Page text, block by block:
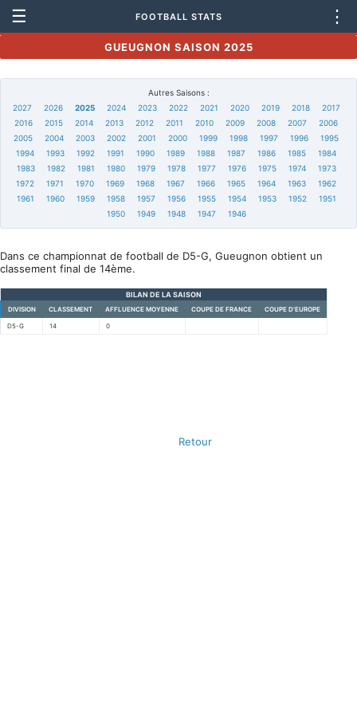
☰ FOOTBALL STATS ⋮
GUEUGNON SAISON 2025
Autres Saisons :
2027
2026 2025 2024 2023 2022 2021 2020 2019 2018
2017
2016
2015 2014 2013 2012 2011 2010 2009 2008 2007
2006
2005
2004 2003 2002 2001 2000 1999 1998 1997 1996
1995
1994
1993 1992 1991 1990 1989 1988 1987 1986 1985
1984
1983
1982 1981 1980 1979 1978 1977 1976 1975 1974
1973
1972
1971 1970 1969 1968 1967 1966 1965 1964 1963
1962
1961
1960 1959 1958 1957 1956 1955 1954 1953 1952
1951
1950
1949 1948 1947 1946
Dans ce championnat de football de D5-G, Gueugnon obtient un
classement final de 14ème.
BILAN DE LA SAISON
DIVISION CLASSEMENT AFFLUENCE MOYENNE COUPE DE FRANCE COUPE D'EUROPE
D5-G 14 0
Retour